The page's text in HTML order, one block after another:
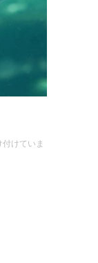
けていま